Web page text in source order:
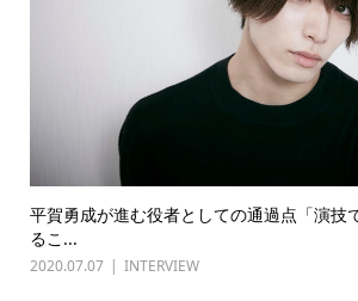
平賀勇成が進む役者としての通過点「演技
るこ...
2020.07.07 INTERVIEW